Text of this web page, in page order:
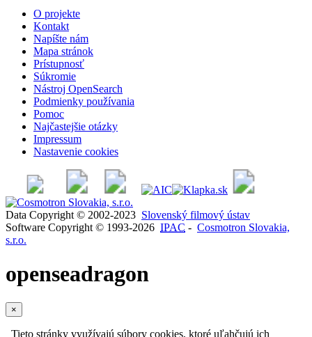
O projekte
Kontakt
Napíšte nám
Mapa stránok
Prístupnosť
Súkromie
Nástroj OpenSearch
Podmienky používania
Pomoc
Najčastejšie otázky
Impressum
Nastavenie cookies
Data Copyright © 2002-2023 Slovenský filmový ústav
Software Copyright © 1993-2026 IPAC - Cosmotron Slovakia,
s.r.o.
openseadragon
×
Tieto stránky využívajú súbory cookies, ktoré uľahčujú ich